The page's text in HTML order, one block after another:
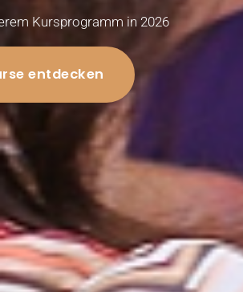
Kursprogramm in 2026
entdecken